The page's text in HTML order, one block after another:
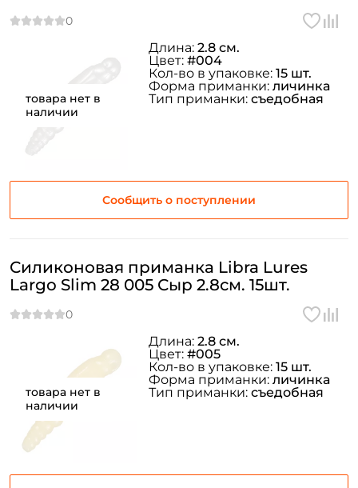
товара нет в
наличии
Сообщить о поступлении
Длина: 2.8 см.
Цвет: #004
Кол-во в упаковке: 15 шт.
Форма приманки: личинка
Тип приманки: съедобная
товара нет в
наличии
Силиконовая приманка Libra Lures
Largo Slim 28 005 Сыр 2.8см. 15шт.
Длина: 2.8 см.
Цвет: #005
Кол-во в упаковке: 15 шт.
Форма приманки: личинка
Тип приманки: съедобная
Создать аккаунт
Номер телефона: *
Придумайте пароль: *
Повторите пароль: *
Заполняя данную форму вы соглашаетесь на обработку
персональных данных